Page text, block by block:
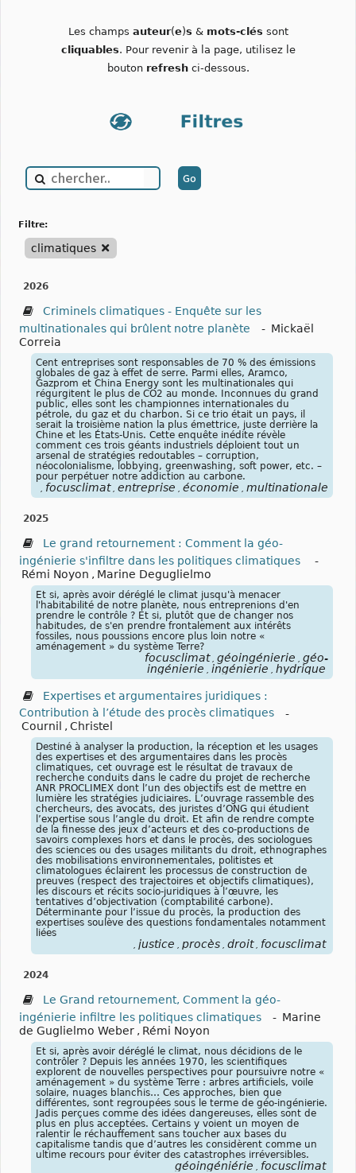
Les champs auteur(e)s & mots-clés sont
cliquables. Pour revenir à la page, utilisez le
bouton refreshci-dessous.
filtre:
climatiques
2026
Criminels climatiques - Enquête sur les
multinationales qui brûlent notre planète
- Mickaël
Correia
Cent entreprises sont responsables de 70 % des émissions
globales de gaz à effet de serre. Parmi elles, Aramco,
Gazprom et China Energy sont les multinationales qui
régurgitent le plus de CO2 au monde. Inconnues du grand
public, elles sont les championnes internationales du
pétrole, du gaz et du charbon. Si ce trio était un pays, il
serait la troisième nation la plus émettrice, juste derrière la
Chine et les États-Unis. Cette enquête inédite révèle
comment ces trois géants industriels déploient tout un
arsenal de stratégies redoutables – corruption,
néocolonialisme, lobbying, greenwashing, soft power, etc. –
pour perpétuer notre addiction au carbone.
focusclimat entreprise économie multinationale
2025
Le grand retournement : Comment la géo-
ingénierie s'infiltre dans les politiques climatiques
-
Rémi Noyon , Marine Deguglielmo
Et si, après avoir déréglé le climat jusqu'à menacer
l'habitabilité de notre planète, nous entreprenions d'en
prendre le contrôle ? Et si, plutôt que de changer nos
habitudes, de s'en prendre frontalement aux intérêts
fossiles, nous poussions encore plus loin notre «
aménagement » du système Terre?
focusclimat géoingénierie
géo-
ingénierie
ingénierie hydrique
Expertises et argumentaires juridiques :
Contribution à l’étude des procès climatiques
-
Cournil , Christel
Destiné à analyser la production, la réception et les usages
des expertises et des argumentaires dans les procès
climatiques, cet ouvrage est le résultat de travaux de
recherche conduits dans le cadre du projet de recherche
ANR PROCLIMEX dont l’un des objectifs est de mettre en
lumière les stratégies judiciaires. L’ouvrage rassemble des
chercheurs, des avocats, des juristes d’ONG qui étudient
l’expertise sous l’angle du droit. Et afin de rendre compte
de la finesse des jeux d’acteurs et des co-productions de
savoirs complexes hors et dans le procès, des sociologues
des sciences ou des usages militants du droit, ethnographes
des mobilisations environnementales, politistes et
climatologues éclairent les processus de construction de
preuves (respect des trajectoires et objectifs climatiques),
les discours et récits socio-juridiques à l’œuvre, les
tentatives d’objectivation (comptabilité carbone).
Déterminante pour l’issue du procès, la production des
expertises soulève des questions fondamentales notamment
liées
, justice , procès , droit , focusclimat
2024
Le Grand retournement, Comment la géo-
ingénierie infiltre les politiques climatiques
- Marine
de Guglielmo Weber , Rémi Noyon
Et si, après avoir déréglé le climat, nous décidions de le
contrôler ? Depuis les années 1970, les scientifiques
explorent de nouvelles perspectives pour poursuivre notre «
aménagement » du système Terre : arbres artificiels, voile
solaire, nuages blanchis… Ces approches, bien que
différentes, sont regroupées sous le terme de géo-ingénierie.
Jadis perçues comme des idées dangereuses, elles sont de
plus en plus acceptées. Certains y voient un moyen de
ralentir le réchauffement sans toucher aux bases du
capitalisme tandis que d’autres les considèrent comme un
ultime recours pour éviter des catastrophes irréversibles.
géoingéniérie focusclimat